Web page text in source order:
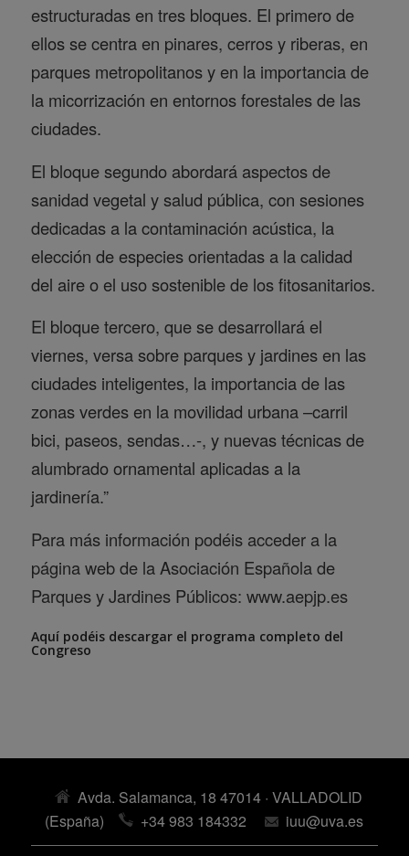
estructuradas en tres bloques. El primero de
ellos se centra en pinares, cerros y riberas, en
parques metropolitanos y en la importancia de
la micorrización en entornos forestales de las
ciudades.
El bloque segundo abordará aspectos de
sanidad vegetal y salud pública, con sesiones
dedicadas a la contaminación acústica, la
elección de especies orientadas a la calidad
del aire o el uso sostenible de los fitosanitarios.
El bloque tercero, que se desarrollará el
viernes, versa sobre parques y jardines en las
ciudades inteligentes, la importancia de las
zonas verdes en la movilidad urbana –carril
bici, paseos, sendas…-, y nuevas técnicas de
alumbrado ornamental aplicadas a la
jardinería.”
Para más información podéis acceder a la
página web de la Asociación Española de
Parques y Jardines Públicos: www.aepjp.es
Aquí podéis descargar el programa completo del
Congreso
Avda. Salamanca, 18 47014 · VALLADOLID
(España)
+34 983 184332 iuu@uva.es